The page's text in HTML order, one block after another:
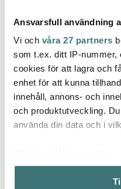
Ansvarsfull användning
Vi och våra 27 partners
som t.ex. ditt IP-nummer,
cookies för att lagra och
enhet för att kunna
innehåll, annons- och
och produktutveckling.
använda din data och i
Samla in information
kan ha en
Ekelund
William Morris Vine 540
handduk 35x50 cm
215 kr